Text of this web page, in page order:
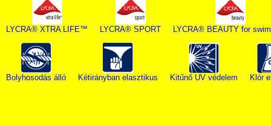
LYCRA® XTRA LIFE™ LYCRA® SPORT LYCRA® BEAUTY for
Bolyhosodás álló Kétirányban elasztikus Kitűnő UV védelem Klór